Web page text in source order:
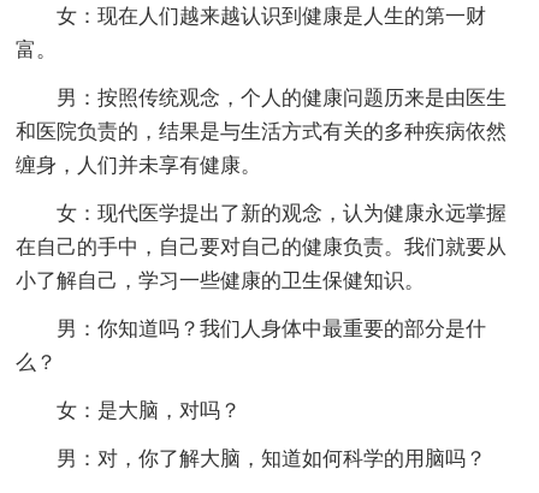
女：现在人们越来越认识到健康是人生的第一财
富。
男：按照传统观念，个人的健康问题历来是由医生
和医院负责的，结果是与生活方式有关的多种疾病依然
缠身，人们并未享有健康。
女：现代医学提出了新的观念，认为健康永远掌握
在自己的手中，自己要对自己的健康负责。我们就要从
小了解自己，学习一些健康的卫生保健知识。
男：你知道吗？我们人身体中最重要的部分是什
么？
女：是大脑，对吗？
男：对，你了解大脑，知道如何科学的用脑吗？